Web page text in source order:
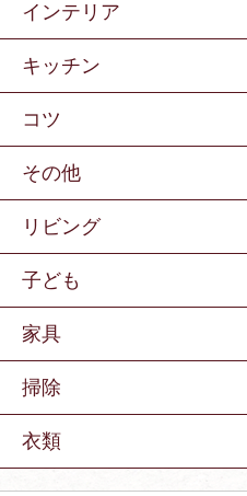
インテリア
キッチン
コツ
その他
リビング
子ども
家具
掃除
衣類